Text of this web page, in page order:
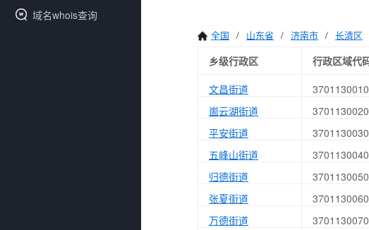
域名whois查询
全国 / 山东省 / 济南市 / 长清区
乡级行政区 行政区域代
文昌街道
崮云湖街道
平安街道
五峰山街道
归德街道
张夏街道
万德街道